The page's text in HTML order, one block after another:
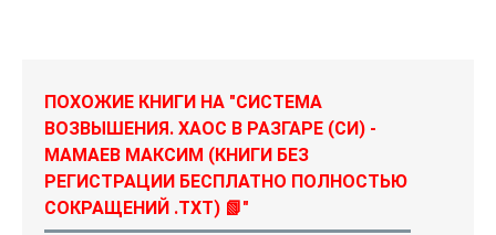
ПОХОЖИЕ КНИГИ НА "СИСТЕМА
ВОЗВЫШЕНИЯ. ХАОС В РАЗГАРЕ (СИ) -
МАМАЕВ МАКСИМ (КНИГИ БЕЗ
РЕГИСТРАЦИИ БЕСПЛАТНО ПОЛНОСТЬЮ
СОКРАЩЕНИЙ .TXT) 📗"